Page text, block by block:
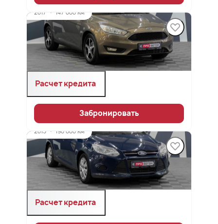
2017 · 147 000 км
FORD Focus
1.6 л (105 л.с.), МКПП, бензин, передний
1 149 900 ₽
Расчет кредита
Забронировать
2013 · 190 000 км
FORD Focus
1.6 л (125 л.с.), МКПП, бензин, передний
809 900 ₽
Расчет кредита